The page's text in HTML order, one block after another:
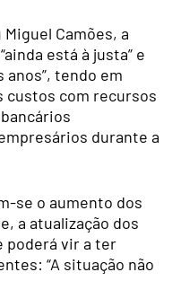
Camões, a
está à justa” e
anos”, tendo em
custos com recursos
durante a
se o aumento dos
a atualização dos
poderá vir a ter
“A situação não